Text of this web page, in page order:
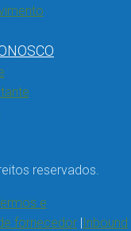
reservados.
e
fornecedor Inbound